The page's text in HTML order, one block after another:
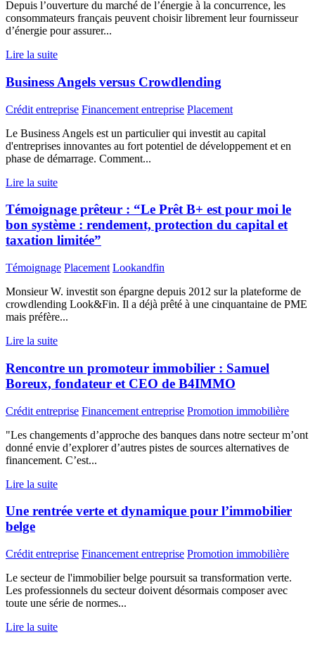
Depuis l’ouverture du marché de l’énergie à la concurrence, les
consommateurs français peuvent choisir librement leur fournisseur
d’énergie pour assurer...
Lire la suite
Business Angels versus Crowdlending
Crédit entreprise Financement entreprise Placement
Le Business Angels est un particulier qui investit au capital
d'entreprises innovantes au fort potentiel de développement et en
phase de démarrage. Comment...
Lire la suite
Témoignage prêteur : “Le Prêt B+ est pour moi le
bon système : rendement, protection du capital et
taxation limitée”
Témoignage Placement Lookandfin
Monsieur W. investit son épargne depuis 2012 sur la plateforme de
crowdlending Look&Fin. Il a déjà prêté à une cinquantaine de PME
mais préfère...
Lire la suite
Rencontre un promoteur immobilier : Samuel
Boreux, fondateur et CEO de B4IMMO
Crédit entreprise Financement entreprise Promotion immobilière
"Les changements d’approche des banques dans notre secteur m’ont
donné envie d’explorer d’autres pistes de sources alternatives de
financement. C’est...
Lire la suite
Une rentrée verte et dynamique pour l’immobilier
belge
Crédit entreprise Financement entreprise Promotion immobilière
Le secteur de l'immobilier belge poursuit sa transformation verte.
Les professionnels du secteur doivent désormais composer avec
toute une série de normes...
Lire la suite